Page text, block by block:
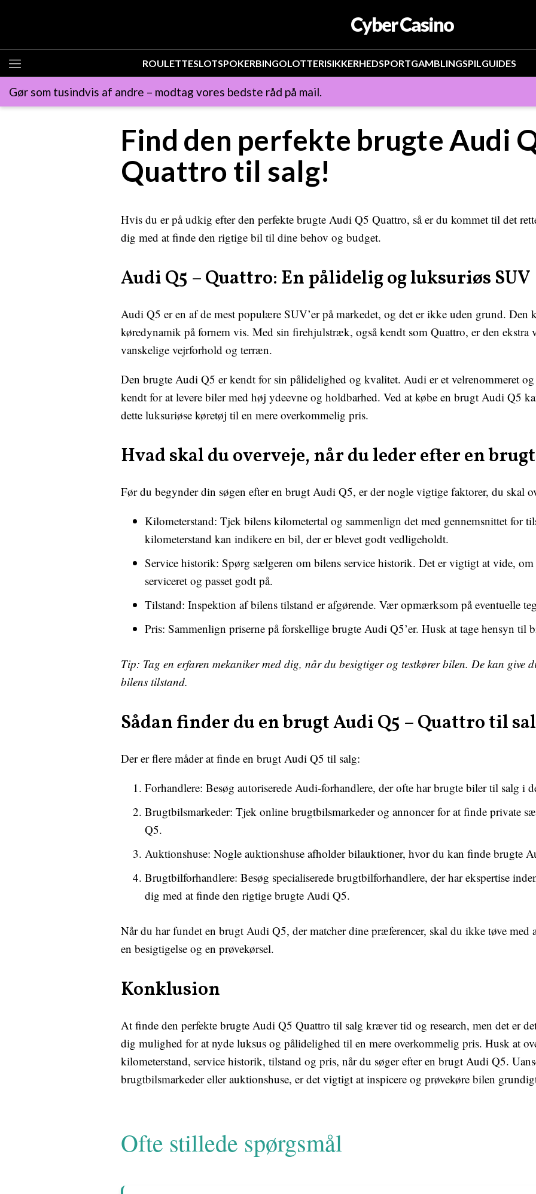
Cyber Casino
ROULETTESLOTSPOKERBINGOLOTTERISIKKERHEDSPORTGAMBLINGSPILGUIDES
Gør som tusindvis af andre – modtag vores bedste råd på mail.
Find den perfekte brugte Audi
Quattro til salg!
Hvis du er på udkig efter den perfekte brugte Audi Q5 Quattro, så er du kommet til det
dig med at finde den rigtige bil til dine behov og budget.
Audi Q5 – Quattro: En pålidelig og luksuriøs SUV
Audi Q5 er en af de mest populære SUV’er på markedet, og det er ikke uden grund. Den
køredynamik på fornem vis. Med sin firehjulstræk, også kendt som Quattro, er den ekstra
vanskelige vejrforhold og terræn.
Den brugte Audi Q5 er kendt for sin pålidelighed og kvalitet. Audi er et velrenommeret
kendt for at levere biler med høj ydeevne og holdbarhed. Ved at købe en brugt Audi Q5
dette luksuriøse køretøj til en mere overkommelig pris.
Hvad skal du overveje, når du leder efter en
Før du begynder din søgen efter en brugt Audi Q5, er der nogle vigtige faktorer, du skal
Kilometerstand: Tjek bilens kilometertal og sammenlign det med gennemsnittet for
kilometerstand kan indikere en bil, der er blevet godt vedligeholdt.
Service historik: Spørg sælgeren om bilens service historik. Det er vigtigt at vide,
serviceret og passet godt på.
Tilstand: Inspektion af bilens tilstand er afgørende. Vær opmærksom på eventuelle
Pris: Sammenlign priserne på forskellige brugte Audi Q5’er. Husk at tage hensyn til
Tip: Tag en erfaren mekaniker med dig, når du besigtiger og testkører bilen. De kan give
bilens tilstand.
Sådan finder du en brugt Audi Q5 – Quattro til
Der er flere måder at finde en brugt Audi Q5 til salg:
Forhandlere: Besøg autoriserede Audi-forhandlere, der ofte har brugte biler til salg i
Brugtbilsmarkeder: Tjek online brugtbilsmarkeder og annoncer for at finde private
Q5.
Auktionshuse: Nogle auktionshuse afholder bilauktioner, hvor du kan finde brugte
Brugtbilforhandlere: Besøg specialiserede brugtbilforhandlere, der har ekspertise
dig med at finde den rigtige brugte Audi Q5.
Når du har fundet en brugt Audi Q5, der matcher dine præferencer, skal du ikke tøve med
en besigtigelse og en prøvekørsel.
Konklusion
At finde den perfekte brugte Audi Q5 Quattro til salg kræver tid og research, men det er
dig mulighed for at nyde luksus og pålidelighed til en mere overkommelig pris. Husk at
kilometerstand, service historik, tilstand og pris, når du søger efter en brugt Audi Q5.
brugtbilsmarkeder eller auktionshuse, er det vigtigt at inspicere og prøvekøre bilen
Ofte stillede spørgsmål